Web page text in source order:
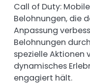
Call of Duty:
Belohnungen, die
Anpassung
Belohnungen
spezielle Aktionen
dynamisches
engagiert hält.